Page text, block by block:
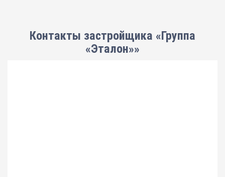
Контакты застройщика «Группа
«Эталон»»